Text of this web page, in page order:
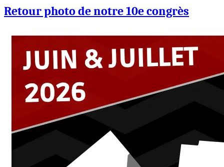
Retour photo de notre 10e congrès